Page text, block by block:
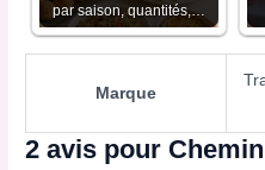
par saison, quantités,…
Marque
2 avis pour